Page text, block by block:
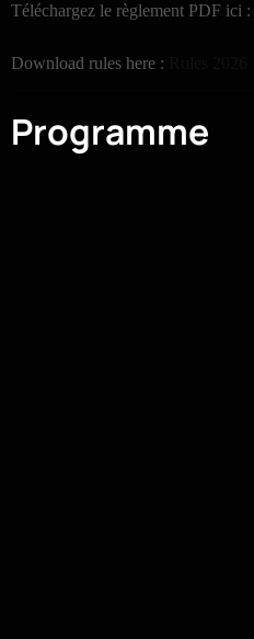
Téléchargez le règlement PDF ici :
Download rules here :
Programme